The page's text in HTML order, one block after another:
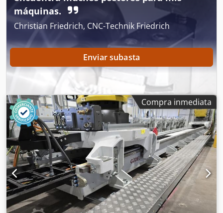
Tipo: PUZ-M125VKA2 Año de fabricación: 2022
máquinas.
Christian Friedrich, CNC-Technik Friedrich
Enviar subasta
Compra inmediata